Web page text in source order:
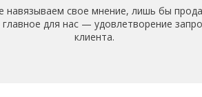
навязываем свое мнение, лишь бы
главное для нас — удовлетворение
клиента.